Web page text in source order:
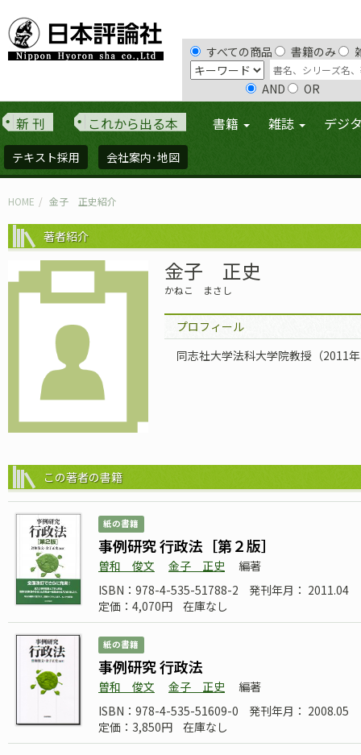
すべての商品 書籍のみ
AND OR
新 刊 これから出る本 書籍 雑誌 デジ
テキスト採用 会社案内･地図
HOME 金子 正史紹介
著者紹介
金子 正史
かねこ まさし
プロフィール
同志社大学法科大学院教授（2011
この著者の書籍
紙の書籍
事例研究 行政法［第２版］
曽和 俊文 金子 正史
編著
ISBN：978-4-535-51788-2
発刊年月： 2011.04
定価：4,070円
在庫なし
紙の書籍
事例研究 行政法
曽和 俊文 金子 正史
編著
ISBN：978-4-535-51609-0
発刊年月： 2008.05
定価：3,850円
在庫なし